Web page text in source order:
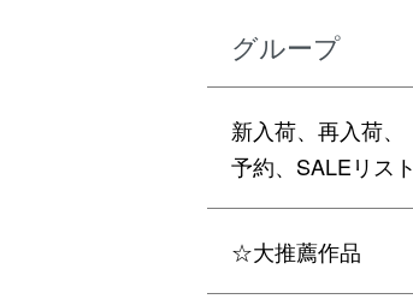
グループ
新入荷、再入荷、
予約、SALEリスト
☆大推薦作品